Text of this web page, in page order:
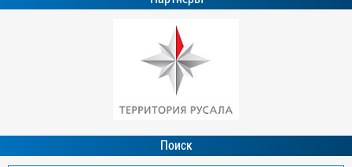
Поиск